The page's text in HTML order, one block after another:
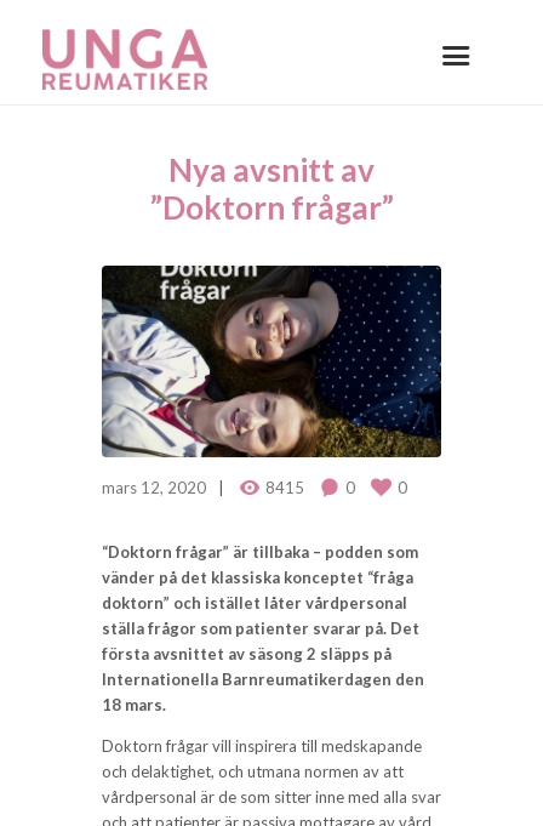
Nya avsnitt av
”Doktorn frågar”
mars 12, 2020 8415 0 0
“Doktorn frågar” är tillbaka – podden som
vänder på det klassiska konceptet “fråga
doktorn” och istället låter vårdpersonal
ställa frågor som patienter svarar på. Det
första avsnittet av säsong 2 släpps på
Internationella Barnreumatikerdagen den
18 mars.
Doktorn frågar vill inspirera till medskapande
och delaktighet, och utmana normen av att
vårdpersonal är de som sitter inne med alla svar